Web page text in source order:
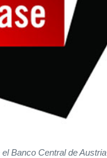
Banco Central de Austria